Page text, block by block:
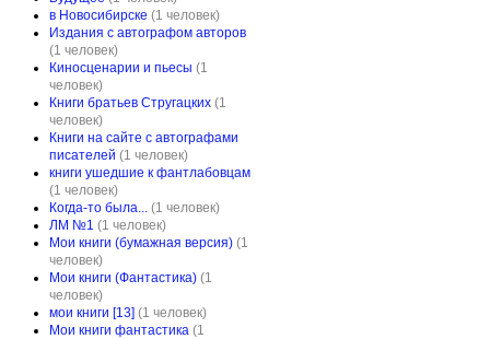
в Новосибирске (1 человек)
Издания с автографом авторов
(1 человек)
Киносценарии и пьесы (1
человек)
Книги братьев Стругацких (1
человек)
Книги на сайте с автографами
писателей (1 человек)
книги ушедшие к фантлабовцам
(1 человек)
Когда-то была... (1 человек)
ЛМ №1 (1 человек)
Мои книги (бумажная версия) (1
человек)
Мои книги (Фантастика) (1
человек)
мои книги [13] (1 человек)
Мои книги фантастика (1